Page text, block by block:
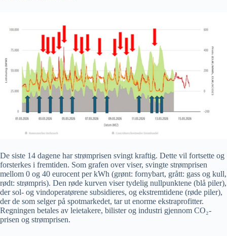
De siste 14 dagene har strømprisen svingt kraftig. Dette vil fortsette og
forsterkes i fremtiden. Som grafen over viser, svingte strømprisen
mellom 0 og 40 eurocent per kWh (grønt: fornybart, grått: gass og kull,
rødt: strømpris). Den røde kurven viser tydelig nullpunktene (blå piler),
der sol- og vindoperatørene subsidieres, og ekstremtidene (røde piler),
der de som selger på spotmarkedet, tar ut enorme ekstraprofitter.
Regningen betales av leietakere, bilister og industri gjennom CO₂-
prisen og strømprisen.